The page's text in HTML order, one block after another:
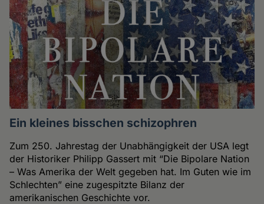
Ein kleines bisschen schizophren
Zum 250. Jahrestag der Unabhängigkeit der USA legt
der Historiker Philipp Gassert mit “Die Bipolare Nation
– Was Amerika der Welt gegeben hat. Im Guten wie im
Schlechten” eine zugespitzte Bilanz der
amerikanischen Geschichte vor.